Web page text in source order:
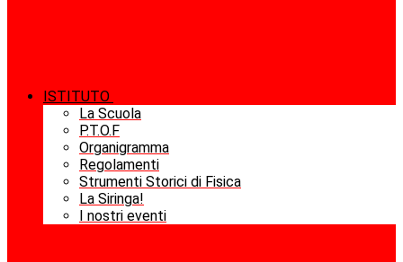
ISTITUTO
La Scuola
P.T.O.F
Organigramma
Regolamenti
Strumenti Storici di Fisica
La Siringa!
I nostri eventi